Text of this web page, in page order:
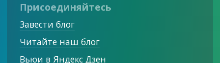
Присоединяйтесь
Завести блог
Читайте наш блог
Вьюи в Яндекс Дзен